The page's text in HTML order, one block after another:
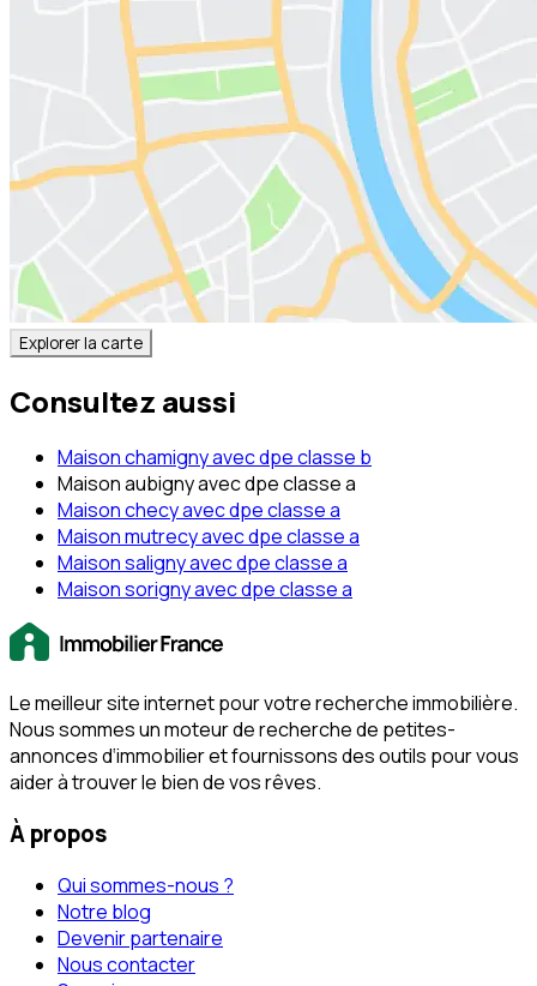
Explorer la carte
Consultez aussi
Maison chamigny avec dpe classe b
Maison aubigny avec dpe classe a
Maison checy avec dpe classe a
Maison mutrecy avec dpe classe a
Maison saligny avec dpe classe a
Maison sorigny avec dpe classe a
Le meilleur site internet pour votre recherche immobilière.
Nous sommes un moteur de recherche de petites-
annonces d‘immobilier et fournissons des outils pour vous
aider à trouver le bien de vos rêves.
À propos
Qui sommes-nous ?
Notre blog
Devenir partenaire
Nous contacter